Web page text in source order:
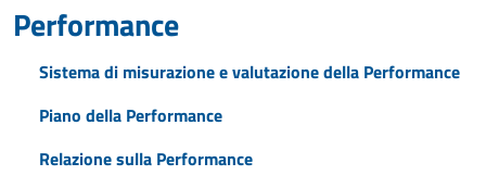
Performance
Sistema di misurazione e valutazione della Performance
Piano della Performance
Relazione sulla Performance